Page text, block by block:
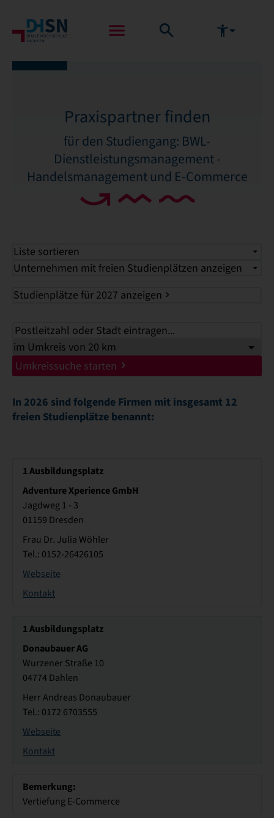
Praxispartner finden
für den Studiengang: BWL-
Dienstleistungsmanagement -
Handelsmanagement und E-Commerce
Liste sortieren
Unternehmen mit freien Studienplätzen anzeigen
Studienplätze für 2027 anzeigen
Umkreissuche starten
In 2026 sind folgende Firmen mit insgesamt 12
freien Studienplätze benannt:
1Ausbildungsplatz
Adventure Xperience GmbH
Jagdweg 1 - 3
01159 Dresden
Frau Dr. Julia Wöhler
Tel.: 0152-26426105
Webseite
Kontakt
1Ausbildungsplatz
Donaubauer AG
Wurzener Straße 10
04774 Dahlen
Herr Andreas Donaubauer
Tel.: 0172 6703555
Webseite
Kontakt
Bemerkung:
Vertiefung E-Commerce